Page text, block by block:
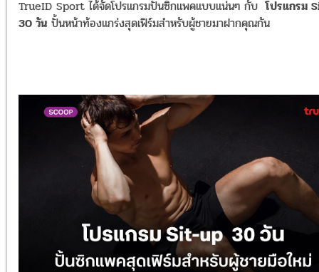
TrueID Sport ได้จัดโปรแกรมปั้นซิกแพคแบบแน่นๆ กับ โปรแกรม
30 วัน ปั้นหน้าท้องแกร่งสุดเฟิร์มสำหรับผู้ชายมาฝากคุณกัน